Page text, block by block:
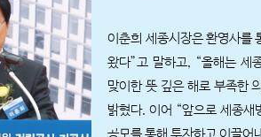
이춘희 세종시장은 환영사를
왔다”고 말하고, “올해는 세
맞이한 뜻 깊은 해로 부족한
밝혔다. 이어 “앞으로 세종
공모를 통해 투자하고 이끌어